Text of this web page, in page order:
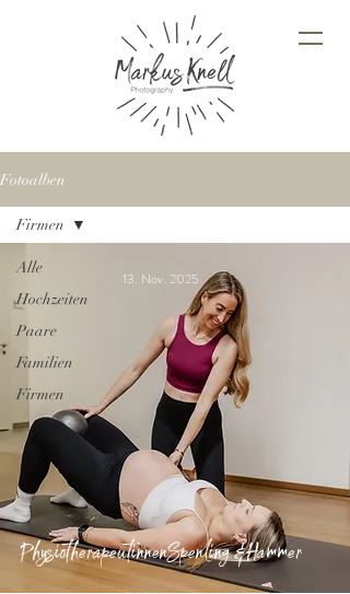
Fotoalben
Alle
Hochzeiten
Paare
Familien
Firmen
Firmen
Physiotherapeutinnen Spenling & Hammer
13. Nov. 2025